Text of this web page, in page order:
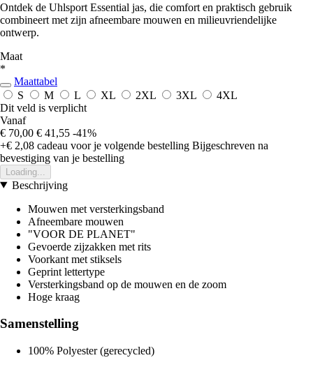
Ontdek de Uhlsport Essential jas, die comfort en praktisch gebruik
combineert met zijn afneembare mouwen en milieuvriendelijke
ontwerp.
Maat
*
Maattabel
S
M L XL 2XL 3XL
4XL
Dit veld is verplicht
Vanaf
€ 70,00 € 41,55 -41%
+€ 2,08 cadeau voor je volgende bestelling Bijgeschreven na
bevestiging van je bestelling
Loading...
Beschrijving
Mouwen met versterkingsband
Afneembare mouwen
"VOOR DE PLANET"
Gevoerde zijzakken met rits
Voorkant met stiksels
Geprint lettertype
Versterkingsband op de mouwen en de zoom
Hoge kraag
Samenstelling
100% Polyester (gerecycled)